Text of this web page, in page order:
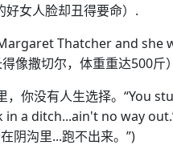
女人脸却丑得要命）.
Thatcher and she
像撒切尔，体重重达500斤
，你没有人生选择。“You
a ditch...ain't no way
阴沟里...跑不出来。”)